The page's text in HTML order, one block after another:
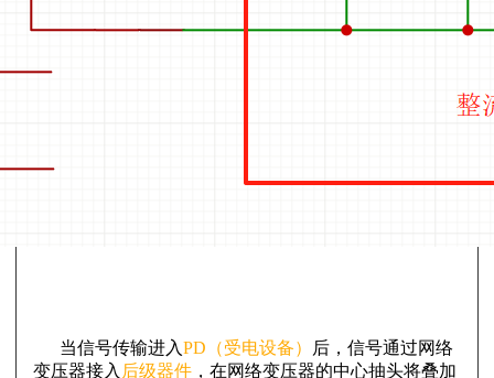
当信号传输进入PD（受电设备）
后，信号通过网络
变压器接入 后级器件，在网络变压器的中心抽头将叠加